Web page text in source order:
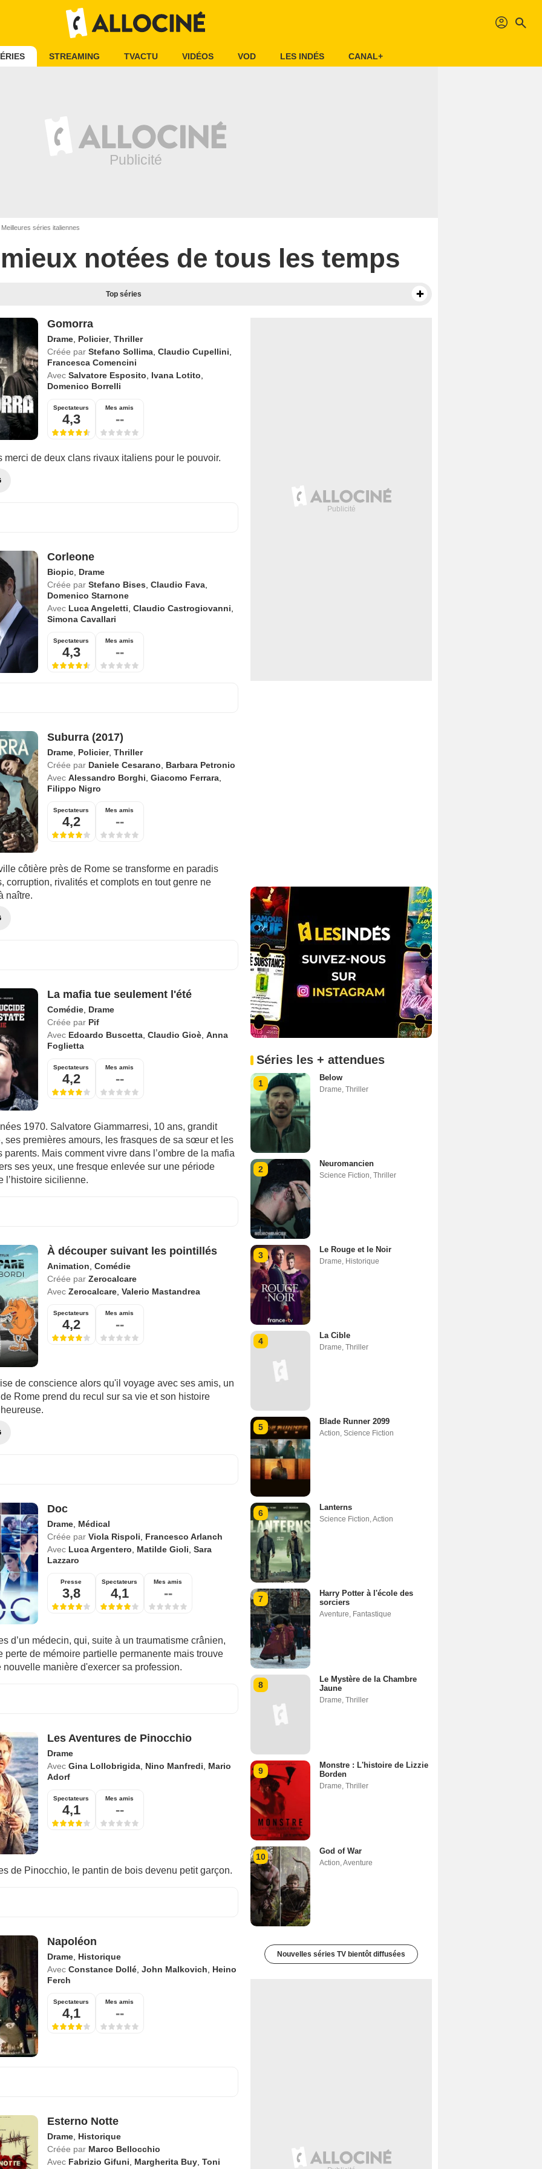
profil search
STREAMING TVACTU VIDÉOS VOD LES INDÉS CANAL+
Meilleures séries italiennes
notées de tous les temps
Top séries
Gomorra
Drame, Policier, Thriller
Créée par Stefano Sollima, Claudio Cupellini
Francesca Comencini
Avec Salvatore Esposito Ivana Lotito
Domenico Borrelli
Spectateurs
4,3
Mes amis
--
merci de deux clans rivaux italiens pour le pouvoir.
Corleone
Biopic, Drame
Créée par Stefano Bises Claudio Fava,
Domenico Starnone
Avec Luca Angeletti Claudio Castrogiovanni
Simona Cavallari
Spectateurs
4,3
Mes amis
--
Suburra (2017)
Drame, Policier, Thriller
Créée par Daniele Cesarano
Barbara Petronio
Avec Alessandro Borghi Giacomo Ferrara,
Filippo Nigro
Spectateurs
4,2
Mes amis
--
côtière près de Rome se transforme en paradis
corruption, rivalités et complots en tout genre ne
naître.
La mafia tue seulement l'été
Comédie, Drame
Créée par Pif
Avec Edoardo Buscetta, Claudio Gioè, Anna
Foglietta
Spectateurs
4,2
Mes amis
--
1970. Salvatore Giammarresi, 10 ans, grandit
ses premières amours, les frasques de sa sœur et les
parents. Mais comment vivre dans l’ombre de la mafia
ses yeux, une fresque enlevée sur une période
l’histoire sicilienne.
À découper suivant les pointillés
Animation Comédie
Créée par Zerocalcare
Avec Zerocalcare, Valerio Mastandrea
Spectateurs
4,2
Mes amis
--
de conscience alors qu'il voyage avec ses amis, un
Rome prend du recul sur sa vie et son histoire
Doc
Drame, Médical
Créée par Viola Rispoli
Francesco Arlanch
Avec Luca Argentero Matilde Gioli Sara
Lazzaro
Presse
3,8
Spectateurs
4,1
Mes amis
--
d’un médecin, qui, suite à un traumatisme crânien,
perte de mémoire partielle permanente mais trouve
nouvelle manière d'exercer sa profession.
Les Aventures de Pinocchio
Drame
Avec Gina Lollobrigida, Nino Manfredi
Mario
Adorf
Spectateurs
4,1
Mes amis
--
de Pinocchio, le pantin de bois devenu petit garçon.
Napoléon
Drame, Historique
Avec Constance Dollé, John Malkovich
Heino
Ferch
Spectateurs
4,1
Mes amis
--
Esterno Notte
Drame, Historique
Créée par Marco Bellocchio
Avec Fabrizio Gifuni, Margherita Buy, Toni
Séries les + attendues
1
Below
Drame, Thriller
2
Neuromancien
Science Fiction, Thriller
3
Le Rouge et le Noir
Drame, Historique
4
La Cible
Drame, Thriller
5
Blade Runner 2099
Action, Science Fiction
6
Lanterns
Science Fiction,Action
7
Harry Potter à l'école des
sorciers
Aventure, Fantastique
8
Le Mystère de la Chambre
Jaune
Drame, Thriller
9
Monstre : L'histoire de Lizzie
Borden
Drame, Thriller
10
God of War
Action,Aventure
Nouvelles séries TV bientôt diffusées